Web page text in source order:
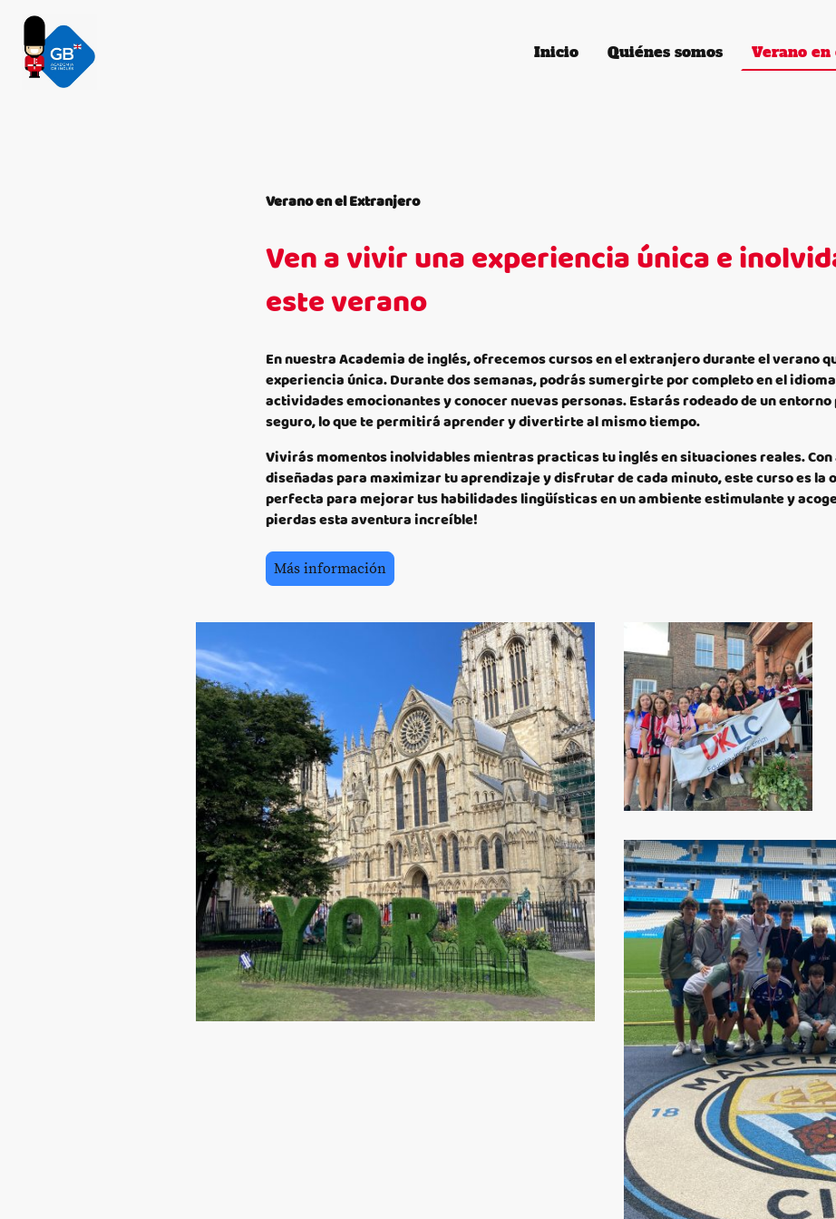
Inicio Quiénes somos
Verano en el Extranjero
Ven a vivir una experiencia única e
este verano
En nuestra Academia de inglés, ofrecemos cursos en el extranjero durante el verano
experiencia única. Durante dos semanas, podrás sumergirte por completo en el
actividades emocionantes y conocer nuevas personas. Estarás rodeado de un
seguro, lo que te permitirá aprender y divertirte al mismo tiempo.
Vivirás momentos inolvidables mientras practicas tu inglés en situaciones reales.
diseñadas para maximizar tu aprendizaje y disfrutar de cada minuto, este curso es la
perfecta para mejorar tus habilidades lingüísticas en un ambiente estimulante y
pierdas esta aventura increíble!
Más información